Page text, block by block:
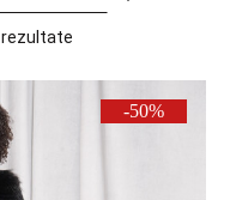
rezultate
-50%